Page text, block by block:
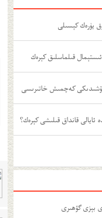
يۈرەك كېسىلى
قىلماسلىق كېرەك
كەچمىش خاتىرىسى
ئايالى قانداق قىلىشى كېرەك؟
بېزى گۆھىرى